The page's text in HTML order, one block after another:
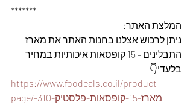
*******
המלצת האתר:
ניתן לרכוש אצלנו בחנות האתר את מארז
התבלינים - 15 קופסאות איכותיות במחיר
בלעדי👇
https://www.foodeals.co.il/product-
page/מארז-15-קופסאות-פלסטיק-310-